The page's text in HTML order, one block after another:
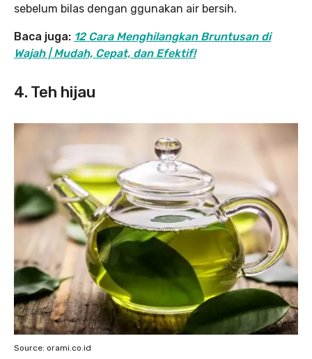
sebelum bilas dengan ggunakan air bersih.
Baca juga: 12 Cara Menghilangkan Bruntusan di
Wajah | Mudah, Cepat, dan Efektif!
4. Teh hijau
Source: orami.co.id